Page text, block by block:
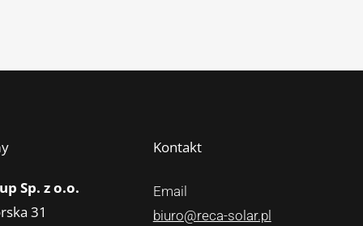
Sp. z o.o.
31
Kontakt
Email
biuro@reca-solar.pl